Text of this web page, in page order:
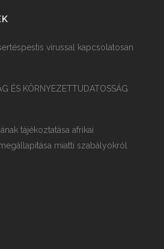
vírussal kapcsolatosan
ÉS KÖRNYEZETTUDATOSSÁG
tájékoztatása afrikai
miatti szabályokról